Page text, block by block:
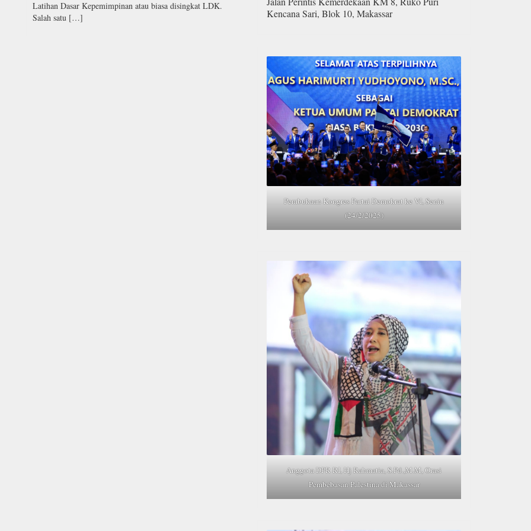
Latihan Dasar Kepemimpinan atau biasa disingkat LDK.
Salah satu […]
Kencana Sari, Blok 10, Makassar
Pembukaan Kongres Partai Demokrat ke VI, Senin
(24/2/2025)
Anggota DPR RI, Hj Rahmatia, S.Pd.,M.M, Orasi
Pembebasan Palestina di Makassar